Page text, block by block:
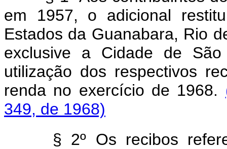
em 1957, o adicional
Estados da Guanabara, Rio
exclusive a Cidade de
utilização dos respectivos
renda no exercício de 1968.
349, de 1968)
§ 2º Os recibos